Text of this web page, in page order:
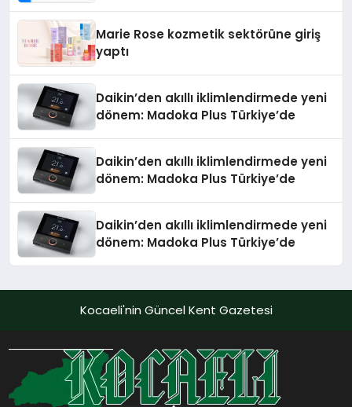
Marie Rose kozmetik sektörüne giriş
yaptı
Daikin’den akıllı iklimlendirmede yeni
dönem: Madoka Plus Türkiye’de
Daikin’den akıllı iklimlendirmede yeni
dönem: Madoka Plus Türkiye’de
Daikin’den akıllı iklimlendirmede yeni
dönem: Madoka Plus Türkiye’de
Kocaeli'nin Güncel Kent Gazetesi